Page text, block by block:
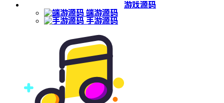
游戏源码
端游源码
手游源码